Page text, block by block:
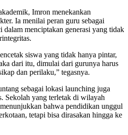
Imron menekankan
Ia menilai peran guru sebagai
dalam menciptakan generasi yang tidak
siswa yang tidak hanya pintar,
dari itu, dimulai dari gurunya harus
dan perilaku,” tegasnya.
sebagai lokasi launching juga
Sekolah yang terletak di wilayah
bahwa pendidikan unggul
tetapi bisa dirasakan hingga ke